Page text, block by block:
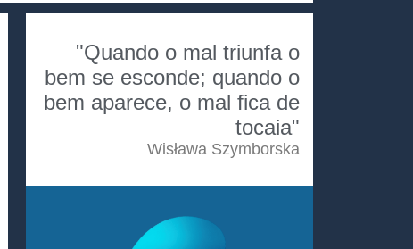
"Quando o mal triunfa o
bem se esconde; quando o
bem aparece, o mal fica de
tocaia"
Wisława Szymborska